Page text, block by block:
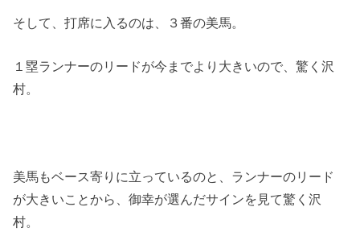
そして、打席に入るのは、３番の美馬。
１塁ランナーのリードが今までより大きいので、驚く沢
村。
美馬もベース寄りに立っているのと、ランナーのリード
が大きいことから、御幸が選んだサインを見て驚く沢
村。